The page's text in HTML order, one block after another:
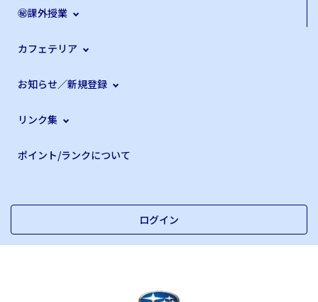
㊙課外授業
カフェテリア
お知らせ／新規登録
リンク集
ポイント/ランクについて
ログイン